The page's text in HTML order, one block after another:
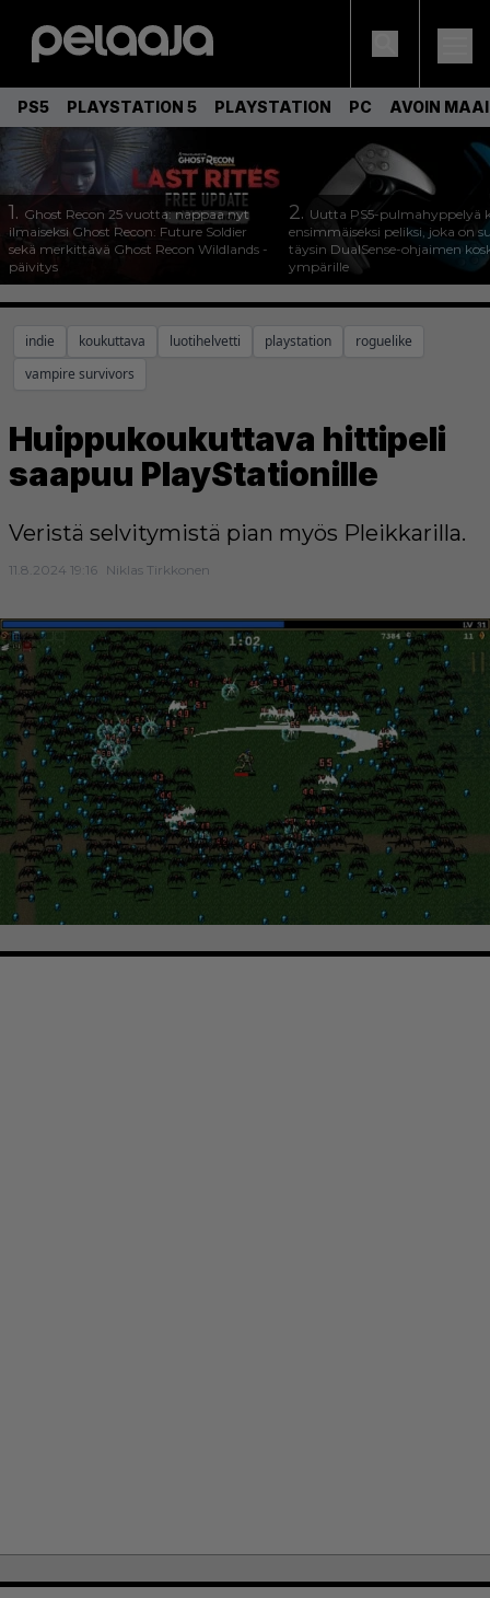
PS5 PLAYSTATION 5 PLAYSTATION PC AVOIN
1. Ghost Recon 25 vuotta: nappaa nyt
ilmaiseksi Ghost Recon: Future Soldier
sekä merkittävä Ghost Recon Wildlands -
päivitys
2. Uutta PS5-pulmahyppelyä
ensimmäiseksi peliksi, joka on
täysin DualSense-ohjaimen
ympärille
indie koukuttava luotihelvetti playstation
roguelike
vampire survivors
Huippukoukuttava hittipeli
saapuu PlayStationille
Veristä selvitymistä pian myös Pleikkarilla.
11.8.2024 19:16 Niklas Tirkkonen